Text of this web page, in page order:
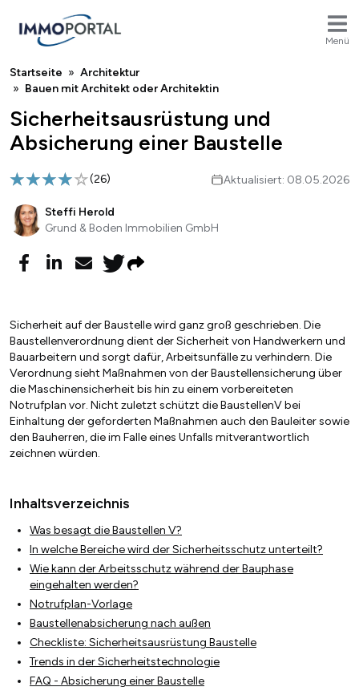
Menü
Breadcrumb
Startseite
Architektur
Bauen mit Architekt oder Architektin
Sicherheitsausrüstung und
Absicherung einer Baustelle
(26) Aktualisiert: 08.05.2026
Steffi Herold
Grund & Boden Immobilien GmbH
Sicherheit auf der Baustelle wird ganz groß geschrieben. Die
Baustellenverordnung dient der Sicherheit von Handwerkern und
Bauarbeitern und sorgt dafür, Arbeitsunfälle zu verhindern. Die
Verordnung sieht Maßnahmen von der Baustellensicherung über
die Maschinensicherheit bis hin zu einem vorbereiteten
Notrufplan vor. Nicht zuletzt schützt die BaustellenV bei
Einhaltung der geforderten Maßnahmen auch den Bauleiter sowie
den Bauherren, die im Falle eines Unfalls mitverantwortlich
zeichnen würden.
Inhaltsverzeichnis
Was besagt die Baustellen V?
In welche Bereiche wird der Sicherheitsschutz unterteilt?
Wie kann der Arbeitsschutz während der Bauphase
eingehalten werden?
Notrufplan-Vorlage
Baustellenabsicherung nach außen
Checkliste: Sicherheitsausrüstung Baustelle
Trends in der Sicherheitstechnologie
FAQ - Absicherung einer Baustelle